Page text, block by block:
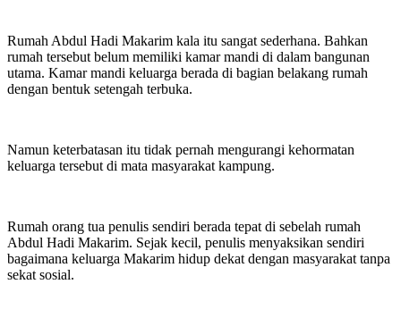
Rumah Abdul Hadi Makarim kala itu sangat sederhana. Bahkan
rumah tersebut belum memiliki kamar mandi di dalam bangunan
utama. Kamar mandi keluarga berada di bagian belakang rumah
dengan bentuk setengah terbuka.
Namun keterbatasan itu tidak pernah mengurangi kehormatan
keluarga tersebut di mata masyarakat kampung.
Rumah orang tua penulis sendiri berada tepat di sebelah rumah
Abdul Hadi Makarim. Sejak kecil, penulis menyaksikan sendiri
bagaimana keluarga Makarim hidup dekat dengan masyarakat tanpa
sekat sosial.